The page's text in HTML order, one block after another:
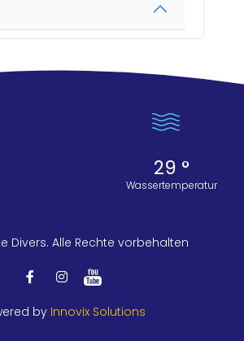
29 °
Wassertemperatur
Divers. Alle Rechte vorbehalten
by Innovix Solutions